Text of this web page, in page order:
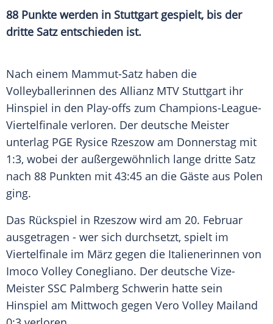
88 Punkte werden in Stuttgart gespielt, bis der
dritte Satz entschieden ist.
Nach einem Mammut-Satz haben die
Volleyballerinnen des Allianz MTV Stuttgart ihr
Hinspiel in den Play-offs zum Champions-League-
Viertelfinale verloren. Der deutsche Meister
unterlag PGE Rysice Rzeszow am Donnerstag mit
1:3, wobei der außergewöhnlich lange dritte Satz
nach 88 Punkten mit 43:45 an die Gäste aus Polen
ging.
Das Rückspiel in Rzeszow wird am 20. Februar
ausgetragen - wer sich durchsetzt, spielt im
Viertelfinale im März gegen die Italienerinnen von
Imoco Volley Conegliano. Der deutsche Vize-
Meister SSC Palmberg Schwerin hatte sein
Hinspiel am Mittwoch gegen Vero Volley Mailand